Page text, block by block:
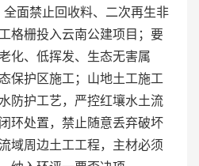
全面禁止回收料、二次再生非
格栅投入云南公建项目；要
化、低挥发、生态无害属
保护区施工；山地土工施工
防护工艺，严控红壤水土流
环处置，禁止随意丢弃破坏
域周边土工工程，主材必须